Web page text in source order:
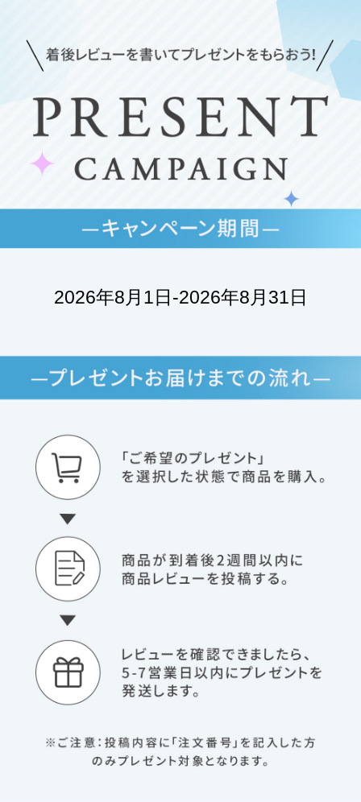
2026年8月1日-2026年8月31日